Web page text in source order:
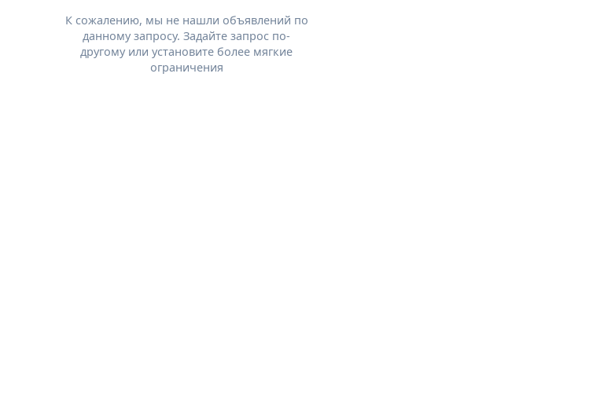
К сожалению, мы не нашли объявлений по
данному запросу. Задайте запрос по-
другому или установите более мягкие
ограничения